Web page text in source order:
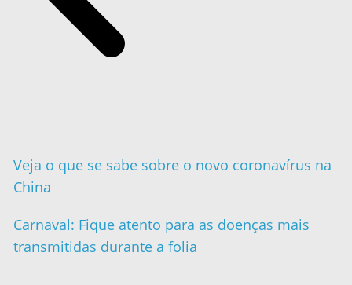
Veja o que se sabe sobre o novo coronavírus na
China
Carnaval: Fique atento para as doenças mais
transmitidas durante a folia